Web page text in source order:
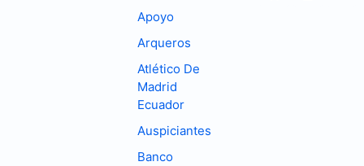
Apoyo
Arqueros
Atlético De
Madrid
Ecuador
Auspiciantes
Banco